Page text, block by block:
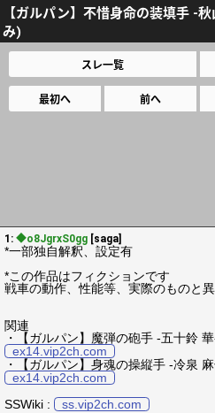
【ガルパン】不惜身命の装填手 -
み)
スレ一覧
最初へ 前へ
1: ◆o8JgrxS0gg [saga]
*一部独自解釈、設定有
*この作品はフィクションです
戦車の動作、性能等、実際のものと
関連
・【ガルパン】魔弾の砲手 -五十鈴
ex14.vip2ch.com
・【ガルパン】身魂の操縦手 -冷泉
ex14.vip2ch.com
SSWiki :
ss.vip2ch.com